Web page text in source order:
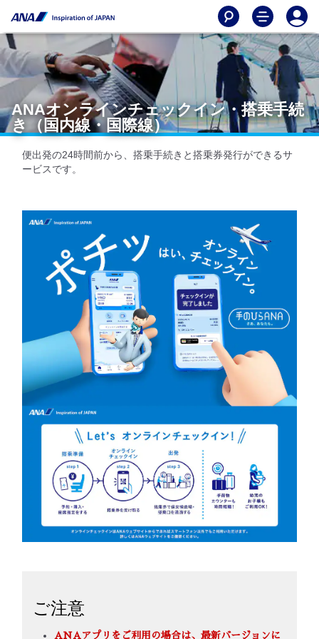
ANAオンラインチェックイン・搭乗手続
き（国内線・国際線）
便出発の24時間前から、搭乗手続きと搭乗券発行ができるサ
ービスです。
ご注意
ANAアプリをご利用の場合は、最新バージョンに